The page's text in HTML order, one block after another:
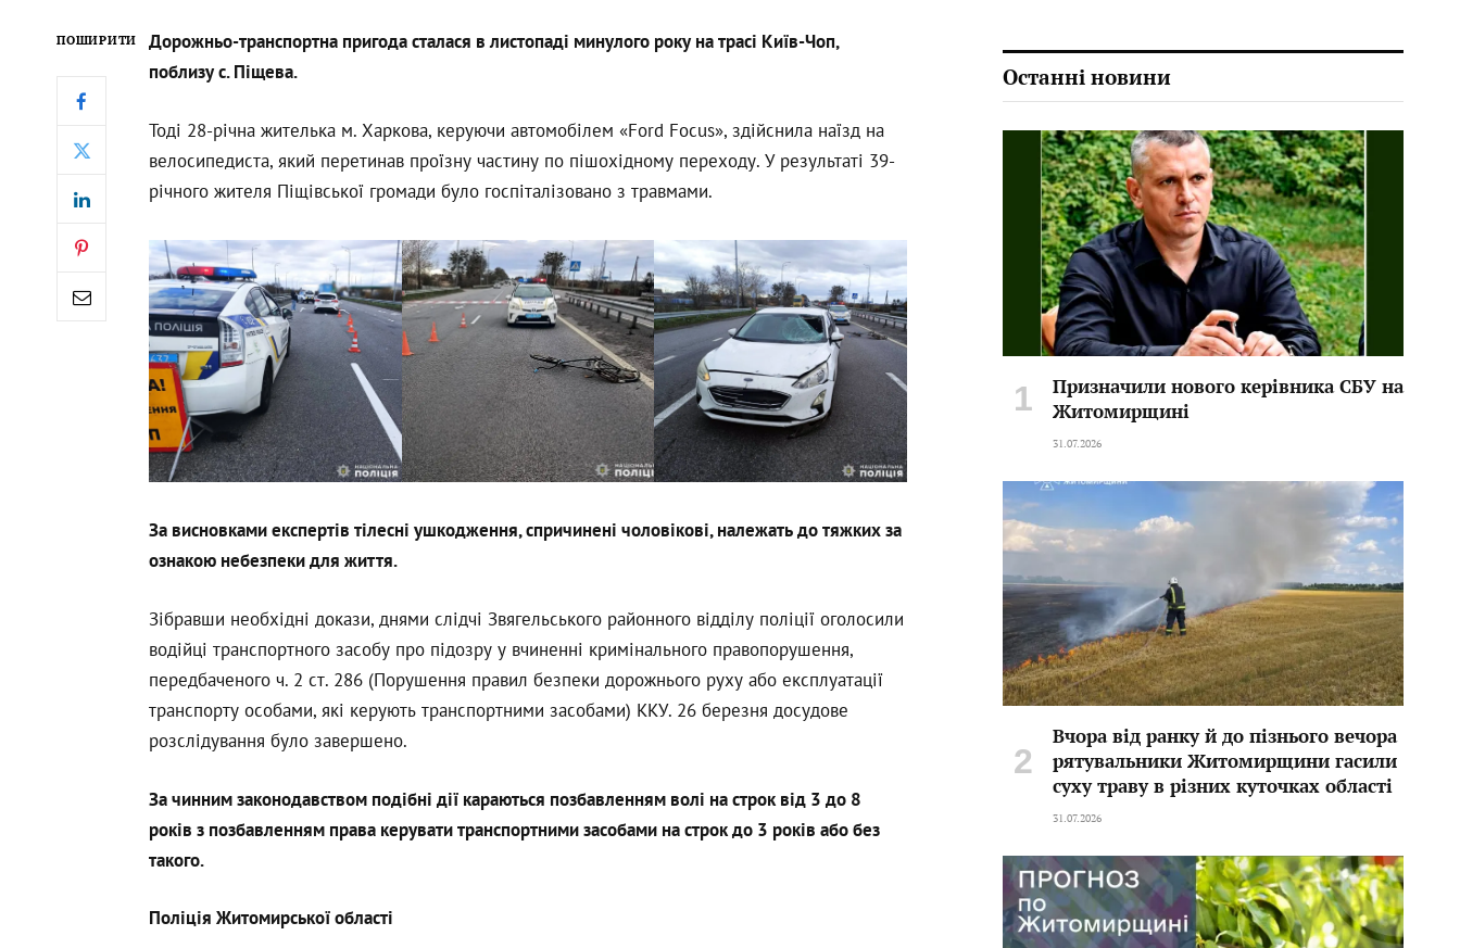
ПОШИРИТИ
Дорожньо-транспортна пригода сталася в листопаді минулого року на трасі Київ-Чоп,
поблизу с. Піщева.
Тоді 28-річна жителька м. Харкова, керуючи автомобілем «Ford Focus», здійснила наїзд на
велосипедиста, який перетинав проїзну частину по пішохідному переходу. У результаті 39-
річного жителя Піщівської громади було госпіталізовано з травмами.
За висновками експертів тілесні ушкодження, спричинені чоловікові, належать до тяжких за
ознакою небезпеки для життя.
Зібравши необхідні докази, днями слідчі Звягельського районного відділу поліції оголосили
водійці транспортного засобу про підозру у вчиненні кримінального правопорушення,
передбаченого ч. 2 ст. 286 (Порушення правил безпеки дорожнього руху або експлуатації
транспорту особами, які керують транспортними засобами) ККУ. 26 березня досудове
розслідування було завершено.
За чинним законодавством подібні дії караються позбавленням волі на строк від 3 до 8
років з позбавленням права керувати транспортними засобами на строк до 3 років або без
такого.
Поліція Житомирської області
Останні новини
Призначили нового керівника СБУ на
Житомирщині
31.07.2026
Вчора від ранку й до пізнього вечора
рятувальники Житомирщини гасили
суху траву в різних куточках області
31.07.2026